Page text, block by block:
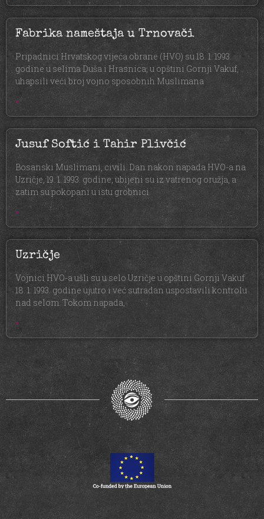
Fabrika nameštaja u Trnovači
Pripadnici Hrvatskog vijeća obrane (HVO) su 18. 1. 1993.
godine u selima Duša i Hrasnica, u opštini Gornji Vakuf,
uhapsili veći broj vojno sposobnih Muslimana
»
Jusuf Softić i Tahir Plivčić
Bosanski Muslimani, civili. Dan nakon napada HVO-a na
Uzričje, 19. 1. 1993. godine, ubijeni su iz vatrenog oružja, a
zatim su pokopani u istu grobnici.
»
Uzričje
Vojnici HVO-a ušli su u selo Uzričje u opštini Gornji Vakuf
18. 1. 1993. godine ujutro i već sutradan uspostavili kontrolu
nad selom. Tokom napada,
»